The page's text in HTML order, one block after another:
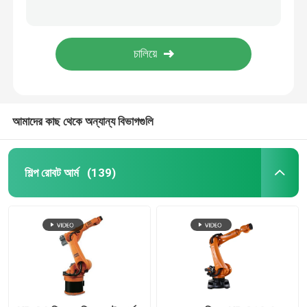
শিল্প রোবট আর্ম
রোবটের খুচরা যন্ত্রাংশ
চীনা রোবট বাহু
রোবোটিক আর্ম কিট
আমাদের কাছ থেকে অন্যান্য বিভাগগুলি
শিল্প রোবট আর্ম (139)